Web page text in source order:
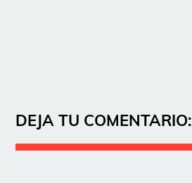
DEJA TU COMENTARIO: